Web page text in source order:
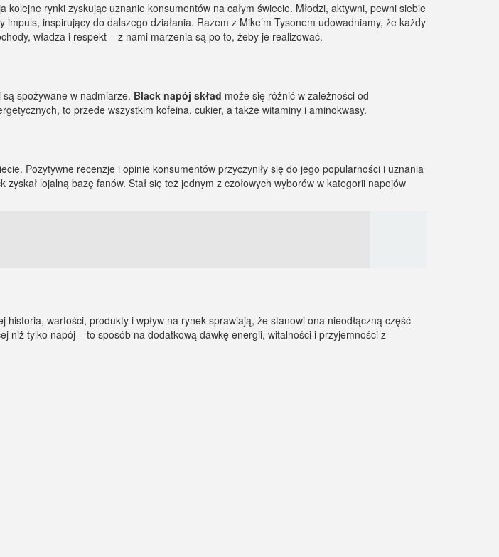
rynki zyskując uznanie konsumentów na całym świecie. Młodzi, aktywni, pewni siebie
inspirujący do dalszego działania. Razem z Mike’m Tysonem udowadniamy, że każdy
władza i respekt – z nami marzenia są po to, żeby je realizować.
spożywane w nadmiarze. Black napój skład może się różnić w zależności od
to przede wszystkim kofeina, cukier, a także witaminy i aminokwasy.
Pozytywne recenzje i opinie konsumentów przyczyniły się do jego popularności i uznania
lojalną bazę fanów. Stał się też jednym z czołowych wyborów w kategorii napojów
wartości, produkty i wpływ na rynek sprawiają, że stanowi ona nieodłączną część
niż tylko napój – to sposób na dodatkową dawkę energii, witalności i przyjemności z